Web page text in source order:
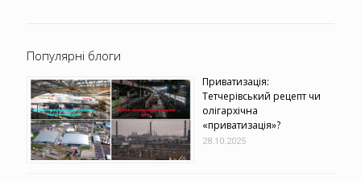
Популярні блоги
Приватизація:
Тетчерівський рецепт чи
олігархічна
«приватизація»?
28.10.2025